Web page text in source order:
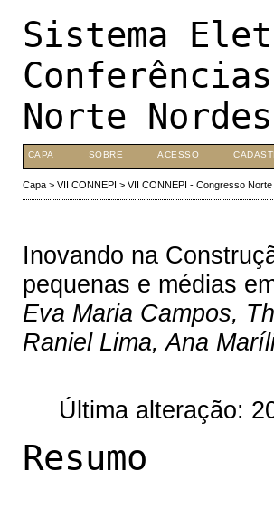
Sistema
Norte
CAPA SOBRE ACESSO
Capa> VII CONNEPI > VII CONNEPI - Congresso
Inovando na
pequenas e médias
Eva Maria Campos,
Raniel Lima, Ana
Última alteração:
Resumo